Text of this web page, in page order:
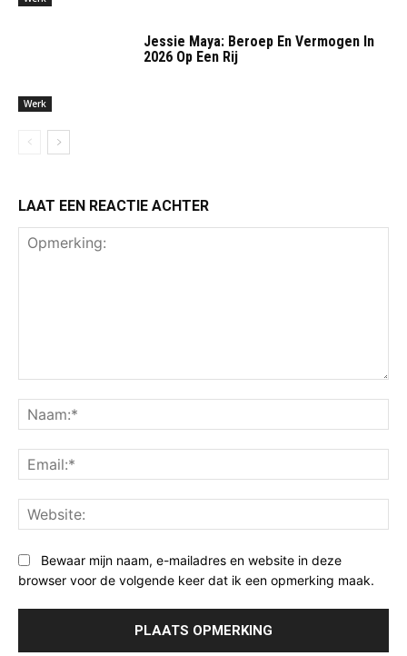
Werk
Jessie Maya: Beroep En Vermogen In
2026 Op Een Rij
LAAT EEN REACTIE ACHTER
Bewaar mijn naam, e-mailadres en website in deze
browser voor de volgende keer dat ik een opmerking maak.